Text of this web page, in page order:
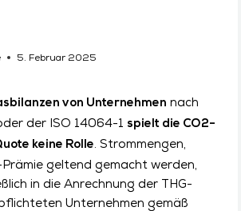
5. Februar 2025
von Unternehmen nach
der ISO 14064-1 spielt die CO2-
keine Rolle . Strommengen,
geltend gemacht werden,
in die Anrechnung der THG-
Unternehmen gemäß